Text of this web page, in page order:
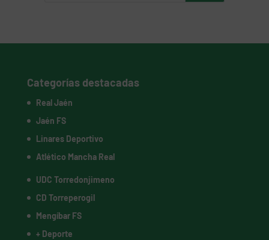
Categorías destacadas
Real Jaén
Jaén FS
Linares Deportivo
Atlético Mancha Real
UDC Torredonjimeno
CD Torreperogil
Mengíbar FS
+ Deporte